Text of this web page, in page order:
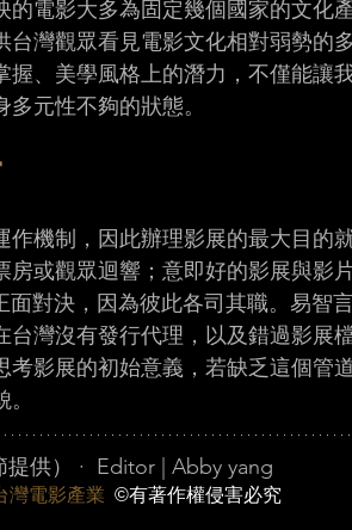
電影大多為固定幾個國家的文化
灣觀眾看見電影文化相對弱勢的
、美學風格上的潛力，不僅能讓
元性不夠的狀態。
機制，因此辦理影展的最大目的
或觀眾迴響；意即好的影展與影
對決，因為彼此各司其職。易智
灣沒有發行代理，以及錯過影展
影展的初始意義，若缺乏這個管
供） · Editor | Abby yang
灣電影產業
  ©有著作權侵害必究